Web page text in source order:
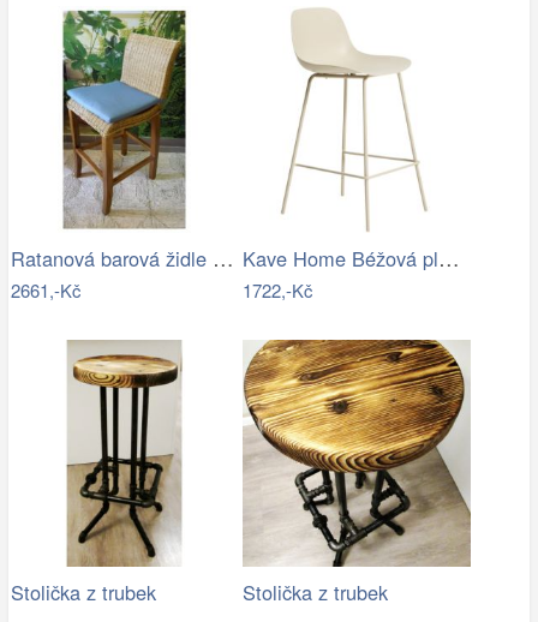
Ratanová barová židle - RK
2661,-Kč
Kave Home Béžová plastová barová židle…
1722,-Kč
Stolička z trubek Stolička z trubek